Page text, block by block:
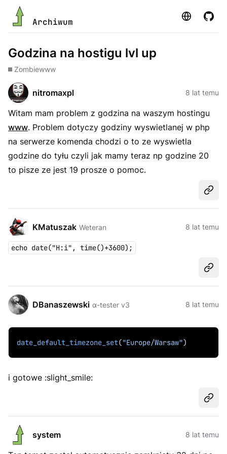
Archiwum Strona
Godzina na hostigu lvl up
Zombiewww
nitromaxpl 8 lat temu
Witam mam problem z godzina na waszym hostingu
www. Problem dotyczy godziny wyswietlanej w php
na serwerze komenda chodzi o to ze wyswietla
godzine do tyłu czyli jak mamy teraz np godzine 20
to pisze ze jest 19 prosze o pomoc.
KMatuszak Weteran 8 lat temu
echo date("H:i", time()+3600);
DBanaszewski α-tester v3 8 lat temu
date_default_timezone_set("Europe/Warsaw")
i gotowe :slight_smile:
system 8 lat temu